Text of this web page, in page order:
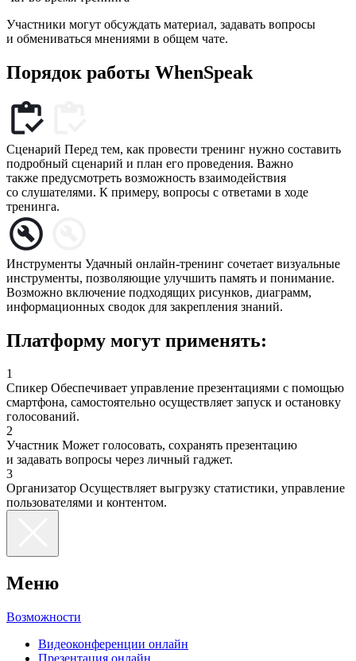
Участники могут обсуждать материал, задавать вопросы
и обмениваться мнениями в общем чате.
Порядок работы WhenSpeak
Сценарий Перед тем, как провести тренинг нужно составить
подробный сценарий и план его проведения. Важно
также предусмотреть возможность взаимодействия
со слушателями. К примеру, вопросы с ответами в ходе
тренинга.
Инструменты Удачный онлайн-тренинг сочетает визуальные
инструменты, позволяющие улучшить память и понимание.
Возможно включение подходящих рисунков, диаграмм,
информационных сводок для закрепления знаний.
Платформу могут применять:
1
Спикер Обеспечивает управление презентациями с помощью
смартфона, самостоятельно осуществляет запуск и остановку
голосований.
2
Участник Может голосовать, сохранять презентацию
и задавать вопросы через личный гаджет.
3
Организатор Осуществляет выгрузку статистики, управление
пользователями и контентом.
Меню
Возможности
Видеоконференции онлайн